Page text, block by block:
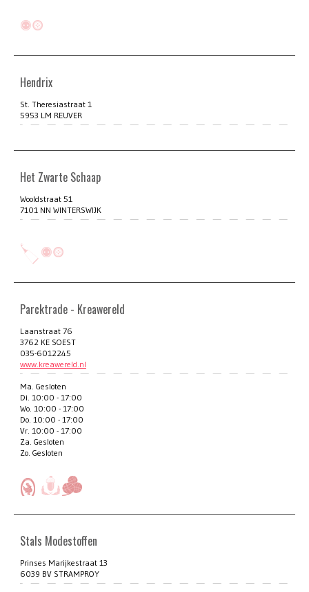
Hendrix
St. Theresiastraat 1
5953 LM REUVER
Het Zwarte Schaap
Wooldstraat 51
7101 NN WINTERSWIJK
Parcktrade - Kreawereld
Laanstraat 76
3762 KE SOEST
035-6012245
www.kreawereld.nl
Ma. Gesloten
Di. 10:00 - 17:00
Wo. 10:00 - 17:00
Do. 10:00 - 17:00
Vr. 10:00 - 17:00
Za. Gesloten
Zo. Gesloten
Stals Modestoffen
Prinses Marijkestraat 13
6039 BV STRAMPROY